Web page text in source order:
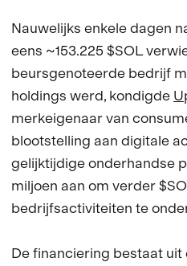
Nauwelijks enkele dagen
eens ~153.225 $SOL
beursgenoteerde bedrijf
holdings werd, kondigde
merkeigenaar van
blootstelling aan digitale
gelijktijdige onderhandse
miljoen aan om verder
bedrijfsactiviteiten te
De financiering bestaat